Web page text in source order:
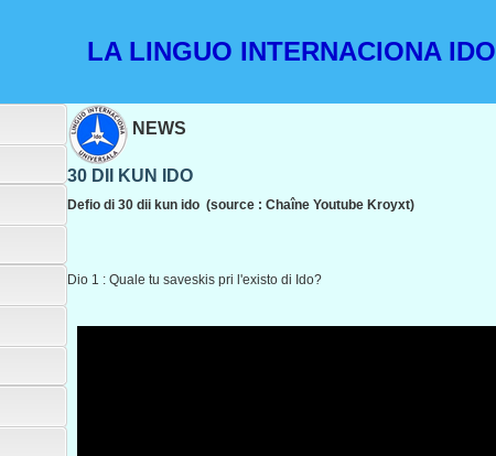
LA LINGUO INTERNACIONA IDO
NEWS
30 DII KUN IDO
Defio di 30 dii kun ido (source : Chaîne Youtube Kroyxt)
Dio 1 : Quale tu saveskis pri l'existo di Ido?